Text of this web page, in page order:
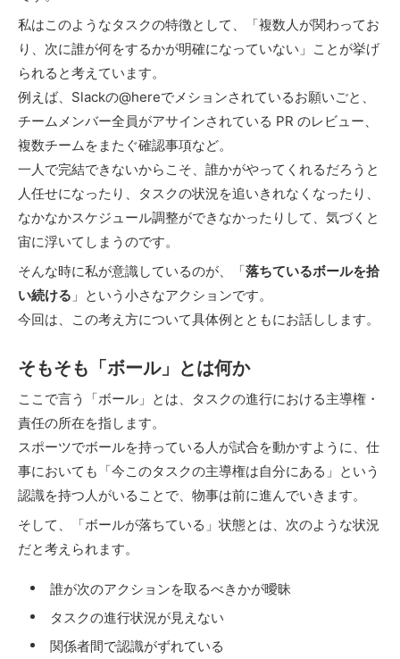
私はこのようなタスクの特徴として、「複数人が関わってお
り、次に誰が何をするかが明確になっていない」ことが挙げ
られると考えています。
例えば、Slackの@hereでメションされているお願いごと、
チームメンバー全員がアサインされている PR のレビュー、
複数チームをまたぐ確認事項など。
一人で完結できないからこそ、誰かがやってくれるだろうと
人任せになったり、タスクの状況を追いきれなくなったり、
なかなかスケジュール調整ができなかったりして、気づくと
宙に浮いてしまうのです。
そんな時に私が意識しているのが、「落ちているボールを拾
い続ける 」という小さなアクションです。
今回は、この考え方について具体例とともにお話しします。
そもそも「ボール」とは何か
ここで言う「ボール」とは、タスクの進行における主導権・
責任の所在を指します。
スポーツでボールを持っている人が試合を動かすように、仕
事においても「今このタスクの主導権は自分にある」という
認識を持つ人がいることで、物事は前に進んでいきます。
そして、「ボールが落ちている」状態とは、次のような状況
だと考えられます。
誰が次のアクションを取るべきかが曖昧
タスクの進行状況が見えない
関係者間で認識がずれている